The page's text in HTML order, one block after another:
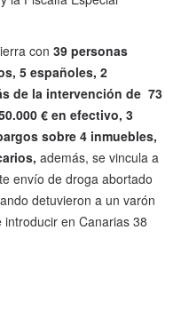
con 39 personas
5 españoles, 2
de la intervención de 73
€ en efectivo, 3
sobre 4 inmuebles,
además, se vincula a
envío de droga abortado
detuvieron a un varón
en Canarias 38